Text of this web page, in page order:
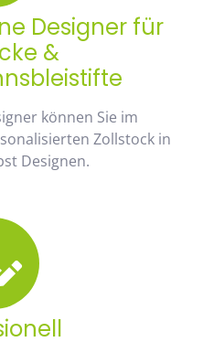
Designer für
&
können Sie im
Zollstock in
Designen.